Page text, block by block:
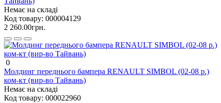
Немає на складі
Код товару: 000004129
2 260.00грн.
0
Молдинг переднього бампера RENAULT SIMBOL (02-08 р.)
ком-кт (вир-во Тайвань)
Немає на складі
Код товару: 000022960